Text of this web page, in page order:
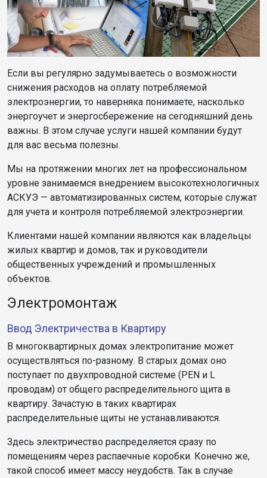
Если вы регулярно задумываетесь о возможности
снижения расходов на оплату потребляемой
электроэнергии, то наверняка понимаете, насколько
энергоучет и энергосбережение на сегодняшний день
важны. В этом случае услуги нашей компании будут
для вас весьма полезны.
Мы на протяжении многих лет на профессиональном
уровне занимаемся внедрением высокотехнологичных
АСКУЭ — автоматизированных систем, которые служат
для учета и контроля потребляемой электроэнергии.
Клиентами нашей компании являются как владельцы
жилых квартир и домов, так и руководители
общественных учреждений и промышленных
объектов.
Электромонтаж
Ввод Электричества в Квартиру
В многоквартирных домах электропитание может
осуществляться по-разному. В старых домах оно
поступает по двухпроводной системе (PEN и L
проводам) от общего распределительного щита в
квартиру. Зачастую в таких квартирах
распределительные щиты не устанавливаются.
Здесь электричество распределяется сразу по
помещениям через распаечные коробки. Конечно же,
такой способ имеет массу неудобств. Так в случае